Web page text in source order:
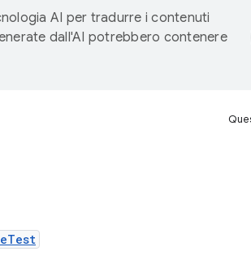
AI per tradurre i contenuti
dall'AI potrebbero contenere